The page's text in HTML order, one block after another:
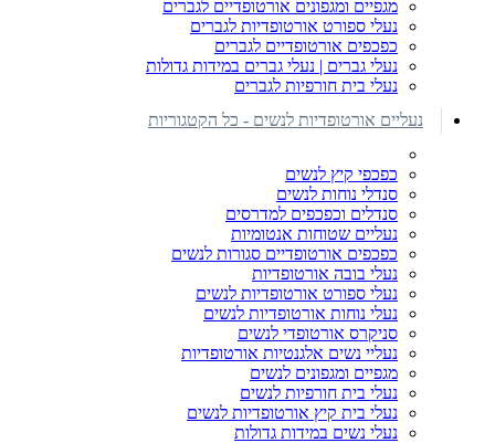
מגפיים ומגפונים אורטופדיים לגברים
נעלי ספורט אורטופדיות לגברים
כפכפים אורטופדיים לגברים
נעלי גברים | נעלי גברים במידות גדולות
נעלי בית חורפיות לגברים
נעליים אורטופדיות לנשים - כל הקטגוריות
כפכפי קיץ לנשים
סנדלי נוחות לנשים
סנדלים וכפכפים למדרסים
נעליים שטוחות אנטומיות
כפכפים אורטופדיים סגורות לנשים
נעלי בובה אורטופדיות
נעלי ספורט אורטופדיות לנשים
נעלי נוחות אורטופדיות לנשים
סניקרס אורטופדי לנשים
נעליי נשים אלגנטיות אורטופדיות
מגפיים ומגפונים לנשים
נעלי בית חורפיות לנשים
נעלי בית קיץ אורטופדיות לנשים
נעלי נשים במידות גדולות